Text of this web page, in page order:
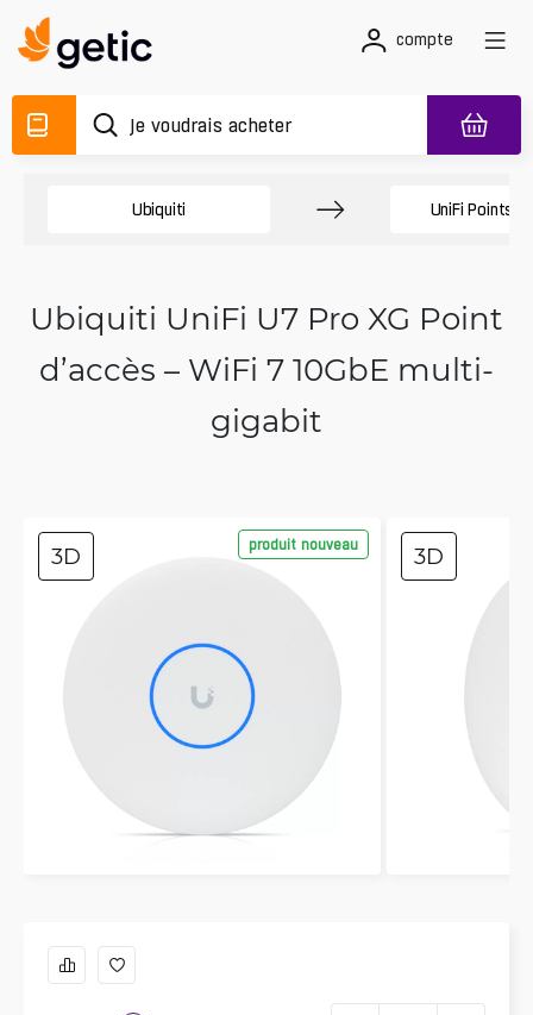
compte
Ubiquiti UniFi Points
Ubiquiti UniFi U7 Pro XG Point
d’accès – WiFi 7 10GbE multi-
gigabit
3D produit nouveau 3D